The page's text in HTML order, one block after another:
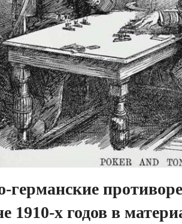
германские
1910-х годов в